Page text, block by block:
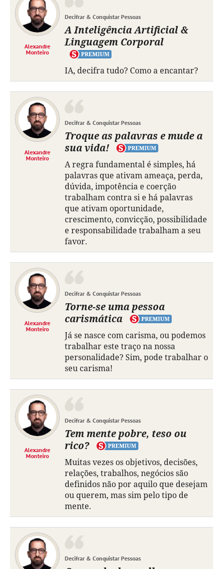
Alexandre
Monteiro
Decifrar & Conquistar Pessoas
A Inteligência Artificial &
Linguagem Corporal
IA, decifra tudo? Como a encantar?
Alexandre
Monteiro
Decifrar & Conquistar Pessoas
Troque as palavras e mude a
sua vida!
A regra fundamental é simples, há
palavras que ativam ameaça, perda,
dúvida, impotência e coerção
trabalham contra si e há palavras
que ativam oportunidade,
crescimento, convicção, possibilidade
e responsabilidade trabalham a seu
favor.
Alexandre
Monteiro
Decifrar & Conquistar Pessoas
Torne-se uma pessoa
carismática
Já se nasce com carisma, ou podemos
trabalhar este traço na nossa
personalidade? Sim, pode trabalhar o
seu carisma!
Alexandre
Monteiro
Decifrar & Conquistar Pessoas
Tem mente pobre, teso ou
rico?
Muitas vezes os objetivos, decisões,
relações, trabalhos, negócios são
definidos não por aquilo que desejam
ou querem, mas sim pelo tipo de
mente.
Decifrar & Conquistar Pessoas